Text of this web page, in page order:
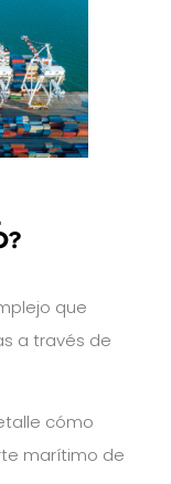
que
a través de
cómo
marítimo de